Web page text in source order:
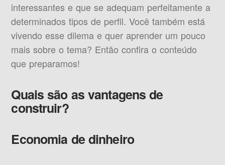
interessantes e que se adequam perfeitamente a
determinados tipos de perfil. Você também está
vivendo esse dilema e quer aprender um pouco
mais sobre o tema? Então confira o conteúdo
que preparamos!
Quais são as vantagens de
construir?
Economia de dinheiro